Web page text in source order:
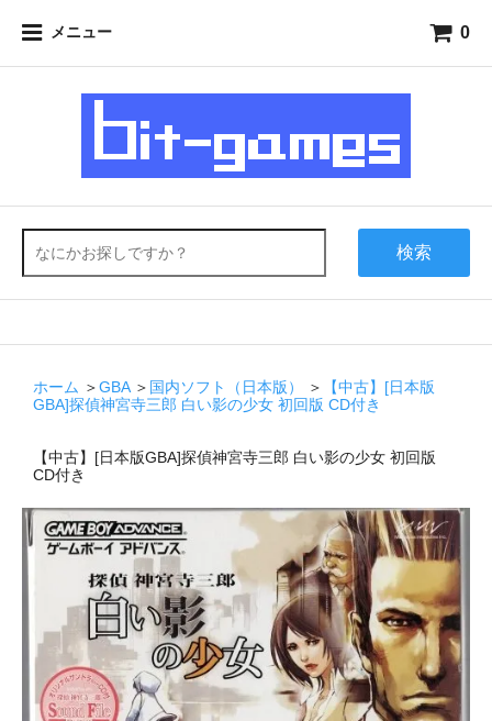
メニュー 0
検索
ホーム ＞GBA ＞ 国内ソフト（日本版） ＞
【中古】[日本版
GBA]探偵神宮寺三郎 白い影の少女 初回版 CD付き
【中古】[日本版GBA]探偵神宮寺三郎 白い影の少女 初回版
CD付き